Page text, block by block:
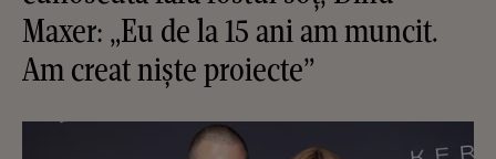
Maxer: „Eu de la 15 ani am muncit.
Am creat niște proiecte”